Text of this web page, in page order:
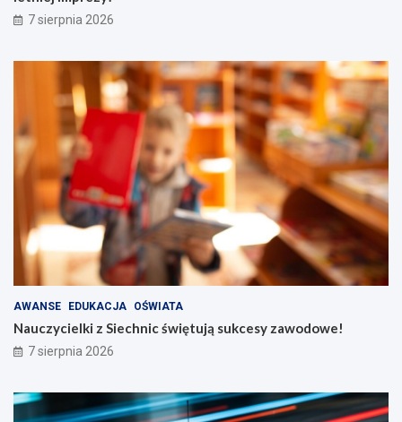
7 sierpnia 2026
AWANSE EDUKACJA OŚWIATA
Nauczycielki z Siechnic świętują sukcesy zawodowe!
7 sierpnia 2026